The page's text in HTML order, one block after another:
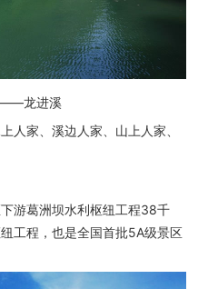
——龙进溪
人家、溪边人家、山上人家、
游葛洲坝水利枢纽工程38千
工程，也是全国首批5A级景区